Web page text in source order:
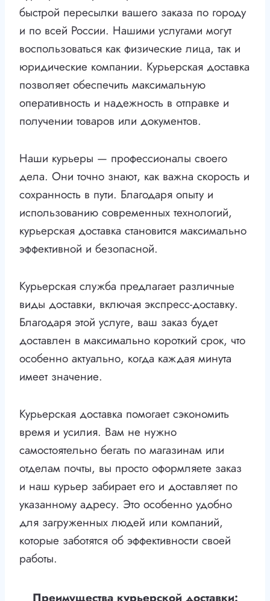
быстрой пересылки вашего заказа по городу
и по всей России. Нашими услугами могут
воспользоваться как физические лица, так и
юридические компании. Курьерская доставка
позволяет обеспечить максимальную
оперативность и надежность в отправке и
получении товаров или документов.
Наши курьеры — профессионалы своего
дела. Они точно знают, как важна скорость и
сохранность в пути. Благодаря опыту и
использованию современных технологий,
курьерская доставка становится максимально
эффективной и безопасной.
Курьерская служба предлагает различные
виды доставки, включая экспресс-доставку.
Благодаря этой услуге, ваш заказ будет
доставлен в максимально короткий срок, что
особенно актуально, когда каждая минута
имеет значение.
Курьерская доставка помогает сэкономить
время и усилия. Вам не нужно
самостоятельно бегать по магазинам или
отделам почты, вы просто оформляете заказ
и наш курьер забирает его и доставляет по
указанному адресу. Это особенно удобно
для загруженных людей или компаний,
которые заботятся об эффективности своей
работы.